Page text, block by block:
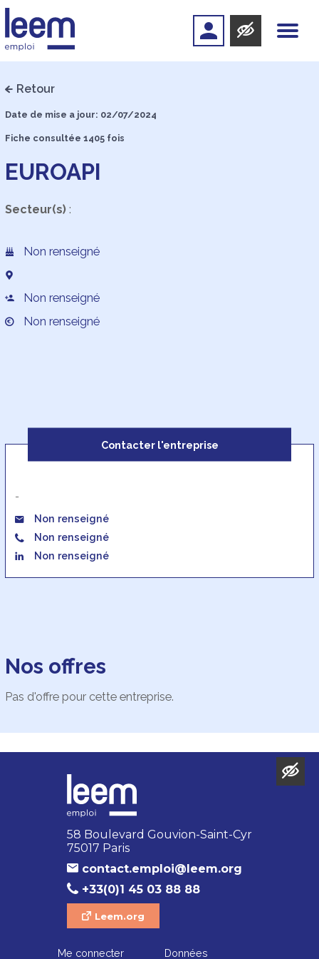
Retour
Date de mise a jour: 02/07/2024
Fiche consultée 1405 fois
EUROAPI
Secteur(s):
Non renseigné
Non renseigné
Non renseigné
Contacter l'entreprise
-
Non renseigné
Non renseigné
Non renseigné
Nos offres
Pas d'offre pour cette entreprise.
58 Boulevard Gouvion-Saint-Cyr
75017 Paris
contact.emploi@leem.org
+33(0)1 45 03 88 88
Leem.org
Me connecter Données